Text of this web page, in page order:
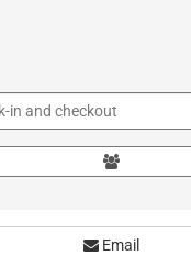
Email